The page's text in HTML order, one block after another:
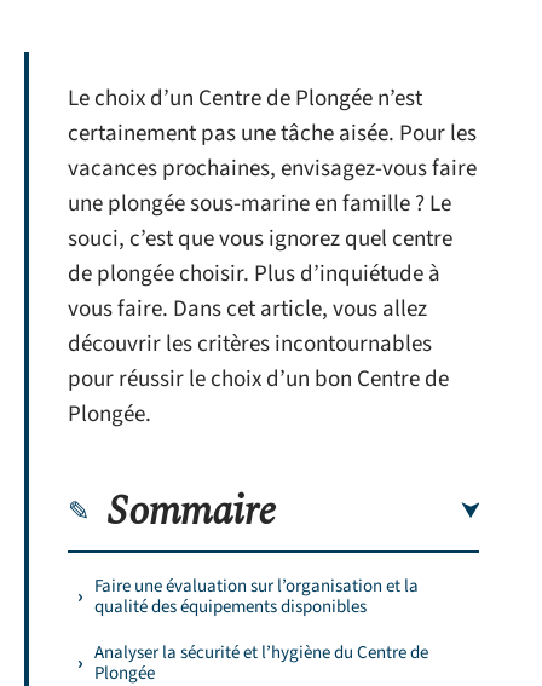
Le choix d’un Centre de Plongée n’est
certainement pas une tâche aisée. Pour les
vacances prochaines, envisagez-vous faire
une plongée sous-marine en famille ? Le
souci, c’est que vous ignorez quel centre
de plongée choisir. Plus d’inquiétude à
vous faire. Dans cet article, vous allez
découvrir les critères incontournables
pour réussir le choix d’un bon Centre de
Plongée.
Sommaire
Faire une évaluation sur l’organisation et la
qualité des équipements disponibles
Analyser la sécurité et l’hygiène du Centre de
Plongée